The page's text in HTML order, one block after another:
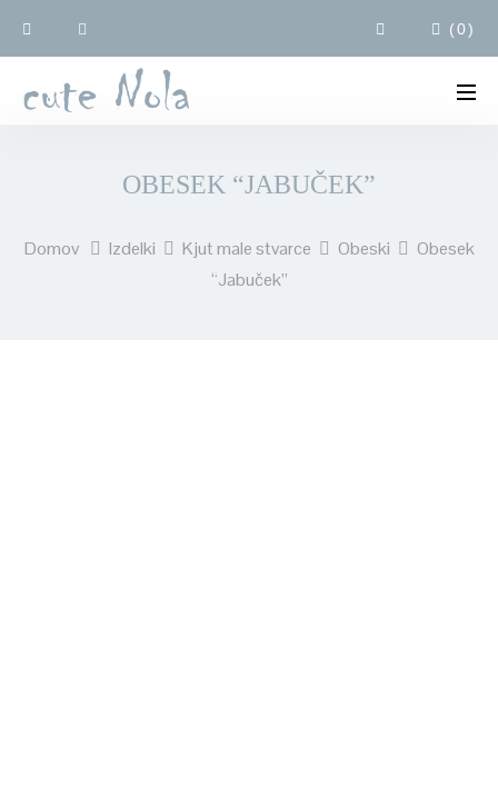
(0)
OBESEK “JABUČEK”
Domov Izdelki Kjut male stvarce Obeski
Obesek
“Jabuček”